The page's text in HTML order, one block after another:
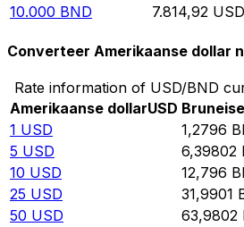
10.000 BND 7.814,92 USD
Converteer Amerikaanse dollar
Rate information of USD/BND
Amerikaanse dollarUSD
1 USD 1,2796
5 USD 6,39802
10 USD 12,796
25 USD 31,9901
50 USD 63,9802